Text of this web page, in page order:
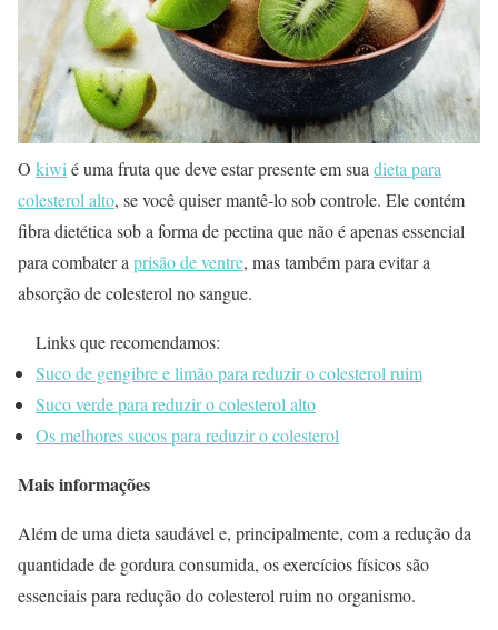
O kiwié uma fruta que deve estar presente em suadieta para
colesterol alto, se você quiser mantê-lo sob controle. Ele contém
fibra dietética sob a forma de pectina que não é apenas essencial
para combater aprisão de ventre, mas também para evitar a
absorção de colesterol no sangue.
Links que recomendamos:
Suco de gengibre e limão para reduzir o colesterol ruim
Suco verde para reduzir o colesterol alto
Os melhores sucos para reduzir o colesterol
Mais informações
Além de uma dieta saudável e, principalmente, com a redução da
quantidade de gordura consumida, os exercícios físicos são
essenciais para redução do colesterol ruim no organismo.